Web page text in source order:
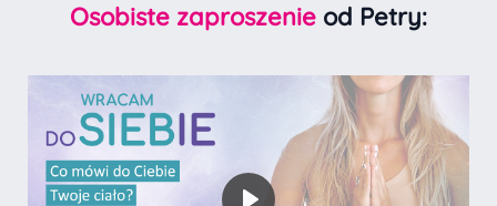
Osobiste zaproszenie od Petry: